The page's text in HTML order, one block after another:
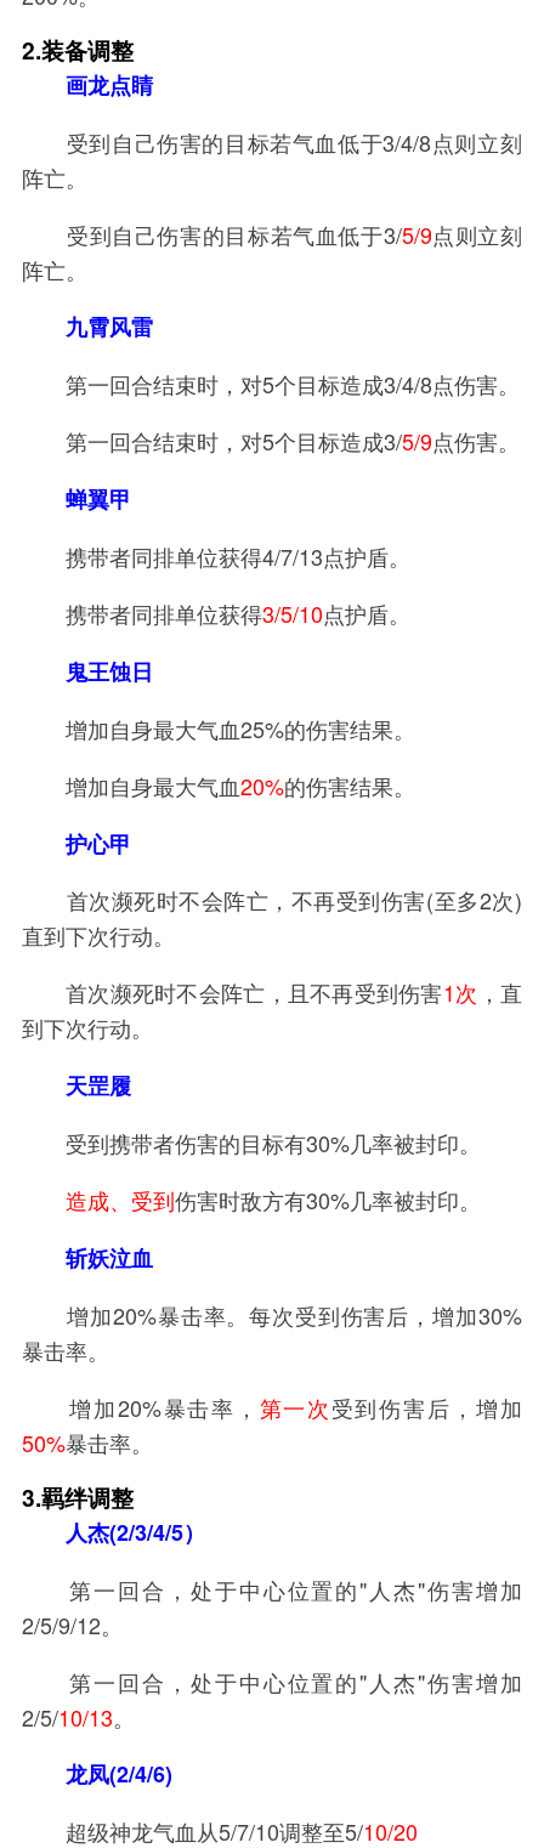
2.装备调整
画龙点睛
受到自己伤害的目标若气血低于3/4/8点则立刻
阵亡。
受到自己伤害的目标若气血低于3/5/9点则立刻
阵亡。
九霄风雷
第一回合结束时，对5个目标造成3/4/8点伤害。
第一回合结束时，对5个目标造成3/5/9点伤害。
蝉翼甲
携带者同排单位获得4/7/13点护盾。
携带者同排单位获得3/5/10点护盾。
鬼王蚀日
增加自身最大气血25%的伤害结果。
增加自身最大气血20%的伤害结果。
护心甲
首次濒死时不会阵亡，不再受到伤害(至多2次)
直到下次行动。
首次濒死时不会阵亡，且不再受到伤害1次 ，直
到下次行动。
天罡履
受到携带者伤害的目标有30%几率被封印。
造成、受到伤害时敌方有30%几率被封印。
斩妖泣血
增加20%暴击率。每次受到伤害后，增加30%
暴击率。
增加20%暴击率， 第一次受到伤害后，增加
50%暴击率。
3.羁绊调整
人杰(2/3/4/5）
第一回合，处于中心位置的"人杰"伤害增加
2/5/9/12。
第一回合，处于中心位置的"人杰"伤害增加
2/5/10/13。
龙凤(2/4/6)
超级神龙气血从5/7/10调整至5/10/20